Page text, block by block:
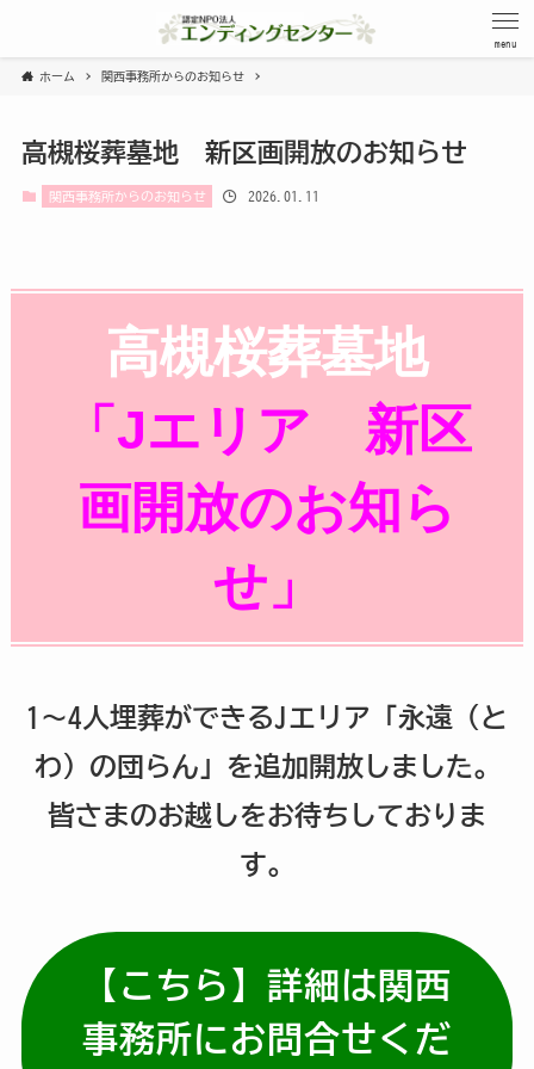
menu
ホーム 関西事務所からのお知らせ
高槻桜葬墓地 新区画開放のお知らせ
関西事務所からのお知らせ 2026.01.11
高槻桜葬墓地
「Jエリア 新区
画開放のお知ら
せ」
1～4人埋葬ができるJエリア「永遠（と
わ）の団らん」を追加開放しました。
皆さまのお越しをお待ちしておりま
す。
【こちら】詳細は関西
事務所にお問合せくだ